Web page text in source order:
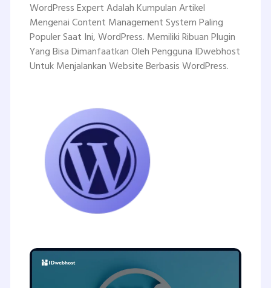
WordPress Expert Adalah Kumpulan Artikel
Mengenai Content Management System Paling
Populer Saat Ini, WordPress. Memiliki Ribuan Plugin
Yang Bisa Dimanfaatkan Oleh Pengguna IDwebhost
Untuk Menjalankan Website Berbasis WordPress.